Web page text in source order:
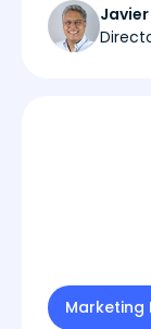
Marketing